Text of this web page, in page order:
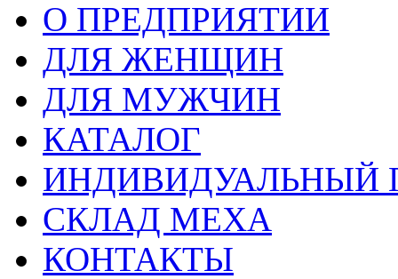
О ПРЕДПРИЯТИИ
ДЛЯ ЖЕНЩИН
ДЛЯ МУЖЧИН
КАТАЛОГ
ИНДИВИДУАЛЬНЫЙ
СКЛАД МЕХА
КОНТАКТЫ